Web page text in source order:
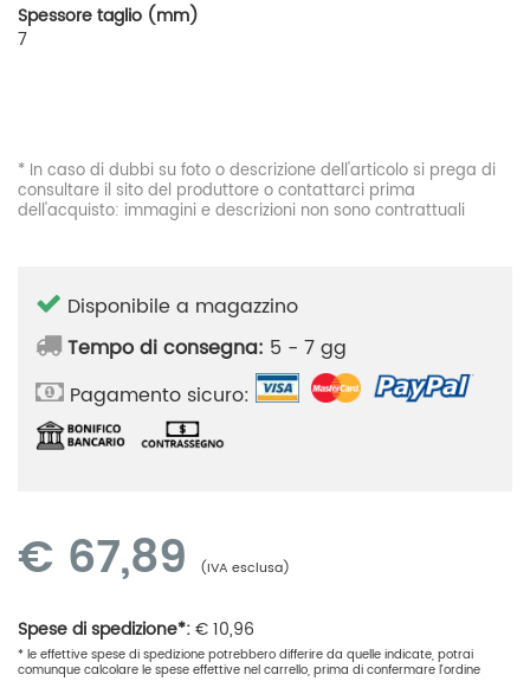
Spessore taglio (mm)
7
* In caso di dubbi su foto o descrizione dell'articolo si prega di
consultare il sito del produttore o contattarci prima
dell'acquisto: immagini e descrizioni non sono contrattuali
Disponibile a magazzino
Tempo di consegna: 5 - 7 gg
Pagamento sicuro:
€ 67,89 (IVA esclusa)
Spese di spedizione*:€10,96
* le effettive spese di spedizione potrebbero differire da quelle indicate, potrai
comunque calcolare le spese effettive nel carrello, prima di confermare l'ordine